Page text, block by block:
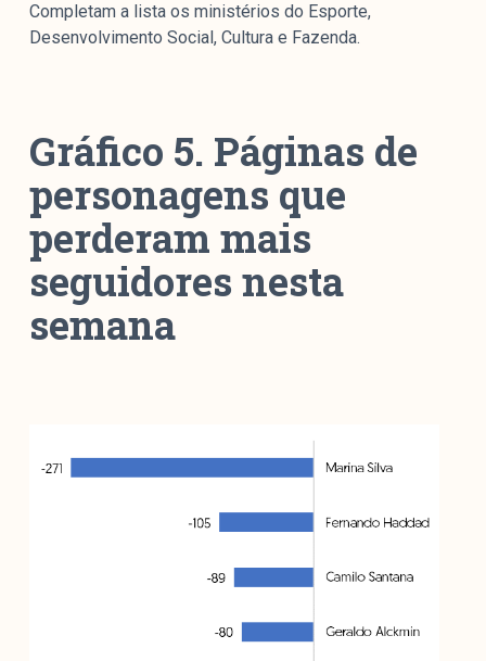
Completam a lista os ministérios do Esporte,
Desenvolvimento Social, Cultura e Fazenda.
Gráfico 5. Páginas de
personagens que
perderam mais
seguidores nesta
semana